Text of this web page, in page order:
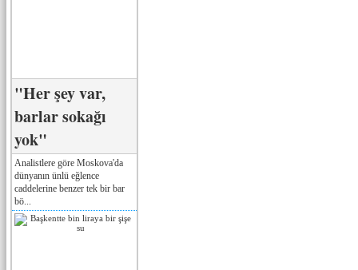
"Her şey var,
barlar sokağı
yok"
Analistlere göre Moskova'da
dünyanın ünlü eğlence
caddelerine benzer tek bir bar
bö...